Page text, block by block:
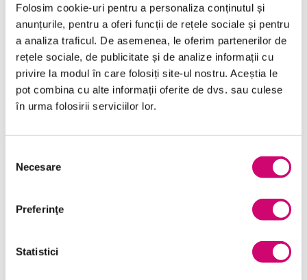
Folosim cookie-uri pentru a personaliza conținutul și
anunțurile, pentru a oferi funcții de rețele sociale și pentru
a analiza traficul. De asemenea, le oferim partenerilor de
rețele sociale, de publicitate și de analize informații cu
privire la modul în care folosiți site-ul nostru. Aceștia le
pot combina cu alte informații oferite de dvs. sau culese
în urma folosirii serviciilor lor.
consimțământului
Necesare
Preferinţe
Statistici
Limba Engleză
Management și Leadership
Marketing
Microsoft Office
Serviciul clienți